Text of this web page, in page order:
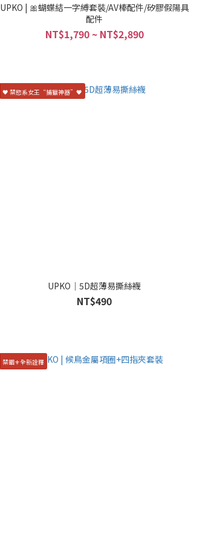
UPKO | 🎀蝴蝶結一字縛套裝/AV棒配件/矽膠假陽具
配件
NT$1,790 ~ NT$2,890
🖤 禁慾系女王“捕獵神器”🖤
UPKO｜5D超薄易撕絲襪
NT$490
禁錮⚜️全新詮釋